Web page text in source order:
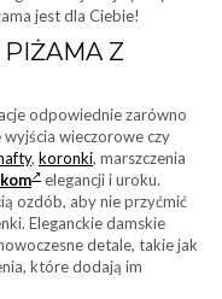
jest dla Ciebie!
Z
odpowiednie zarówno
wieczorowe czy
, koronki, marszczenia
elegancji i uroku.
ozdób, aby nie przyćmić
Eleganckie damskie
detale, takie jak
które dodają im